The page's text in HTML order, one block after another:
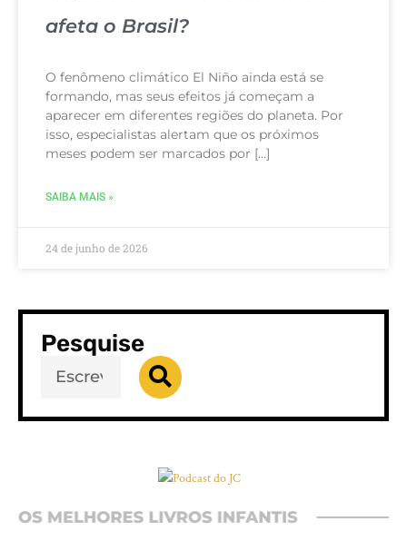
afeta o Brasil?
O fenômeno climático El Niño ainda está se
formando, mas seus efeitos já começam a
aparecer em diferentes regiões do planeta. Por
isso, especialistas alertam que os próximos
meses podem ser marcados por […]
SAIBA MAIS »
24 de junho de 2026
Pesquise